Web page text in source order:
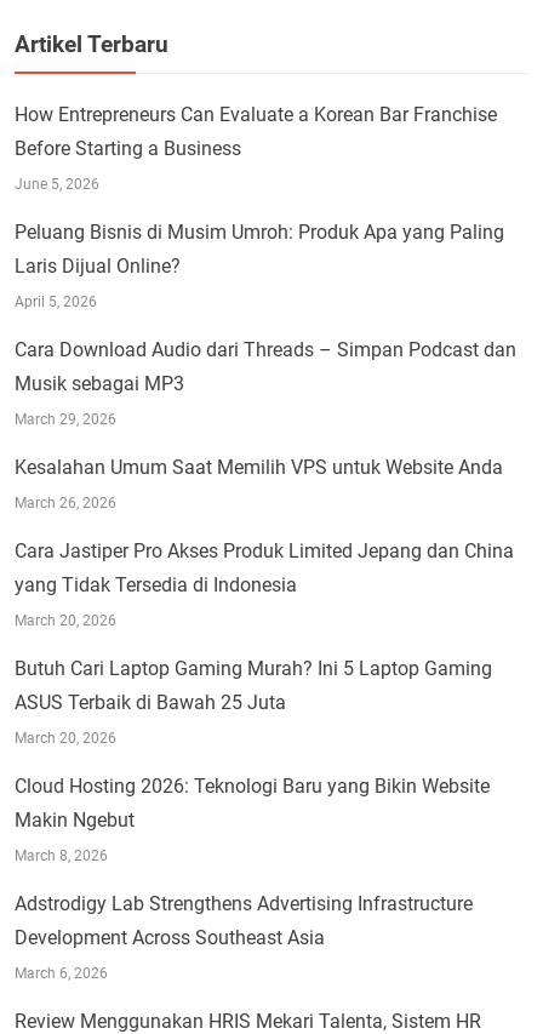
Artikel Terbaru
How Entrepreneurs Can Evaluate a Korean Bar Franchise
Before Starting a Business
June 5, 2026
Peluang Bisnis di Musim Umroh: Produk Apa yang Paling
Laris Dijual Online?
April 5, 2026
Cara Download Audio dari Threads – Simpan Podcast dan
Musik sebagai MP3
March 29, 2026
Kesalahan Umum Saat Memilih VPS untuk Website Anda
March 26, 2026
Cara Jastiper Pro Akses Produk Limited Jepang dan China
yang Tidak Tersedia di Indonesia
March 20, 2026
Butuh Cari Laptop Gaming Murah? Ini 5 Laptop Gaming
ASUS Terbaik di Bawah 25 Juta
March 20, 2026
Cloud Hosting 2026: Teknologi Baru yang Bikin Website
Makin Ngebut
March 8, 2026
Adstrodigy Lab Strengthens Advertising Infrastructure
Development Across Southeast Asia
March 6, 2026
Review Menggunakan HRIS Mekari Talenta, Sistem HR